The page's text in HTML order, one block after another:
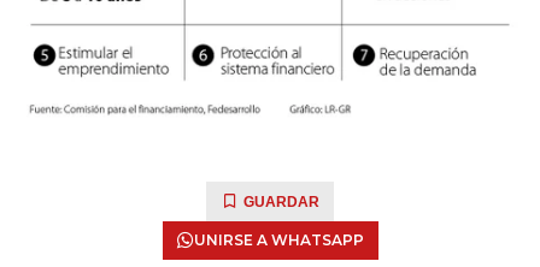
GUARDAR
UNIRSE A WHATSAPP